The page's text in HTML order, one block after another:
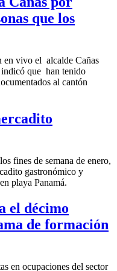
que los
en vivo el alcalde Cañas
que han tenido
al cantón
fines de semana de enero,
gastronómico y
playa Panamá.
el décimo
de formación
en ocupaciones del sector